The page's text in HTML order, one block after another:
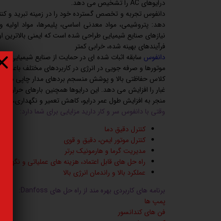
درایوهای AC را تشخیص می دهد.
نیازهای صنایع شیمیایی طراحی شده است که ایمنی بالاترین
فرآیندهای بهینه شده، خرابی کمتر
دانفوس سابقه اثبات شده ای در حمایت از صنایع شیمیایی در
موتورها و صرفه جویی در انرژی در کاربردهای مختلف باعث
غبار را افزایش می دهد. این درایوها همچنین بارهای
منجر به افزایش طول عمر درایو، کاهش تعمیر و نگهداری،
وقتی با دانفوس سر و کار دارید مزایایی برای شما دارد:
کنترل دقیق دما
کنترل موتور ایمن، دقیق و قوی
مدیریت گرما و هارمونیک برتر
راه حل های قابل اعتماد، هزینه های عملیاتی و
عملکرد بالا و راندمان انرژی بالا
برنامه های کاربردی بهره مند از راه حل های Danfoss:
پمپ ها
فن های کندانسور